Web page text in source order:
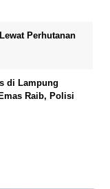
Perhutanan
di Lampung
Raib, Polisi